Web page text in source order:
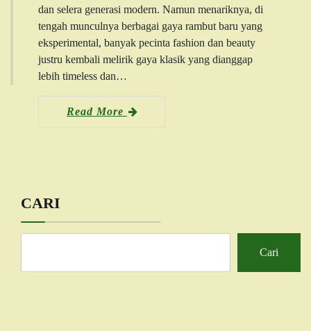
dan selera generasi modern. Namun menariknya, di
tengah munculnya berbagai gaya rambut baru yang
eksperimental, banyak pecinta fashion dan beauty
justru kembali melirik gaya klasik yang dianggap
lebih timeless dan…
Read More
CARI
Cari